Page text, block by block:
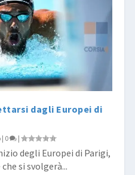
dagli Europei di
| 0 |
degli Europei di Parigi,
si svolgerà...